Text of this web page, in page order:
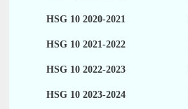
HSG 10 2020-2021
HSG 10 2021-2022
HSG 10 2022-2023
HSG 10 2023-2024